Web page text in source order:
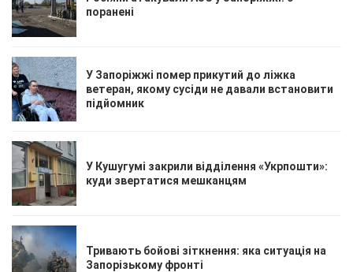
поранені
У Запоріжжі помер прикутий до ліжка
ветеран, якому сусіди не давали встановити
підйомник
У Кушугумі закрили відділення «Укрпошти»:
куди звертатися мешканцям
Тривають бойові зіткнення: яка ситуація на
Запорізькому фронті